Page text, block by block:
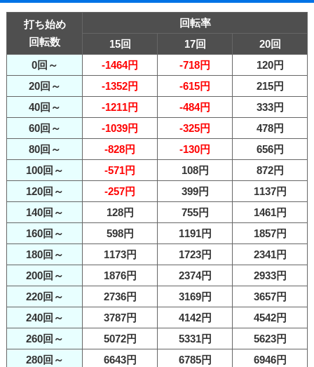
打ち始め
回転数
回転率
15回
17回
20回
0回～
-1464円 -718円
120円
20回～
-1352円 -615円
215円
40回～
-1211円 -484円
333円
60回～
-1039円 -325円
478円
80回～
-828円 -130円
656円
100回～
-571円 108円
872円
120回～
-257円 399円
1137円
140回～
128円 755円
1461円
160回～
598円 1191円
1857円
180回～
1173円 1723円
2341円
200回～
1876円 2374円
2933円
220回～
2736円 3169円
3657円
240回～
3787円 4142円
4542円
260回～
5072円 5331円
5623円
280回～
6643円 6785円
6946円